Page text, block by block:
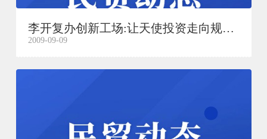
李开复办创新工场:让天使投资走向规模经济
2009-09-09